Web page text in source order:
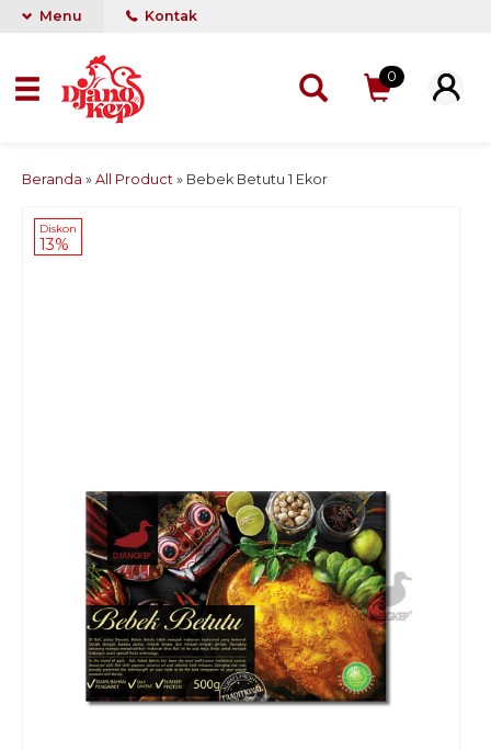
Menu Kontak
0
Beranda » All Product » Bebek Betutu 1 Ekor
Diskon
13%